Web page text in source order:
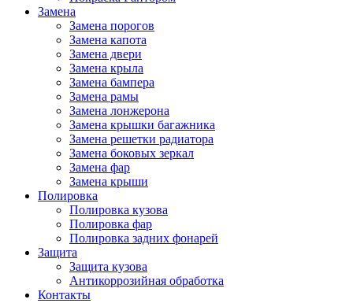
Замена
Замена порогов
Замена капота
Замена двери
Замена крыла
Замена бампера
Замена рамы
Замена лонжерона
Замена крышки багажника
Замена решетки радиатора
Замена боковых зеркал
Замена фар
Замена крыши
Полировка
Полировка кузова
Полировка фар
Полировка задних фонарей
Защита
Защита кузова
Антикоррозийная обработка
Контакты